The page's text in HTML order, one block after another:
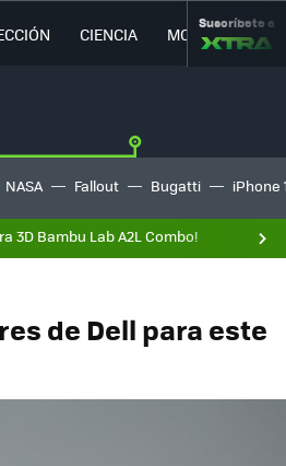
CIENCIA MOVILIDAD
Suscríbete a
NASA Fallout Bugatti iPhone
3D Bambu Lab A2L Combo!
de Dell para este